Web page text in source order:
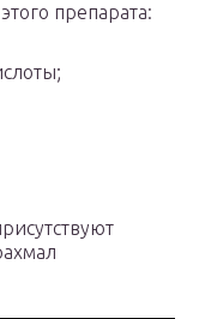
препарата: